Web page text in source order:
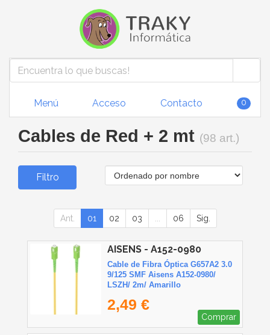
Menú Acceso Contacto 0
Cables de Red + 2 mt (98 art.)
Filtro
Ant. 01 02 03 06 Sig.
AISENS - A152-0980
Cable de Fibra Óptica G657A2 3.0
9/125 SMF Aisens A152-0980/
LSZH/ 2m/ Amarillo
2,49 €
Comprar